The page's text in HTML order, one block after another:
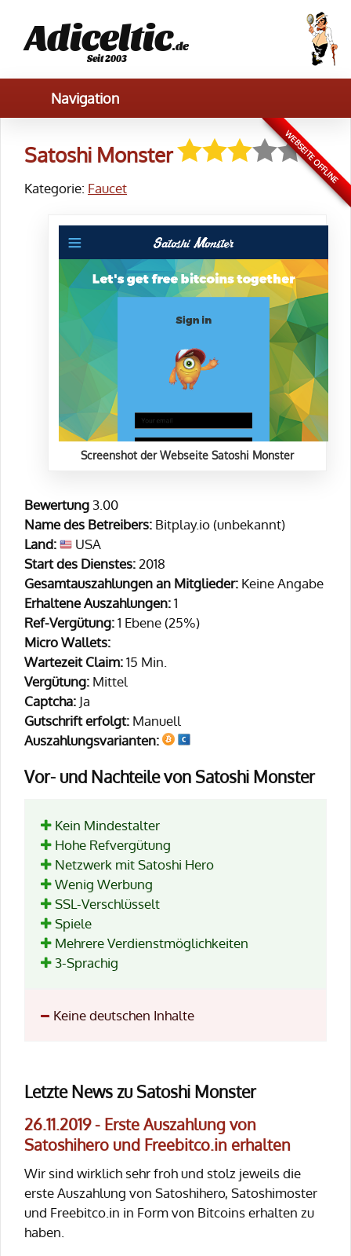
Adiceltic.de
Seit 2003
Satoshi Monster
Kategorie: Faucet
Screenshot der Webseite Satoshi Monster
Bewertung 3.00
Name des Betreibers: Bitplay.io (unbekannt)
Land:
USA
Start des Dienstes:2018
Gesamtauszahlungen an Mitglieder: Keine Angabe
Erhaltene Auszahlungen:1
Ref-Vergütung:1 Ebene (25%)
Micro Wallets:
Wartezeit Claim:15 Min.
Vergütung: Mittel
Captcha: Ja
Gutschrift erfolgt: Manuell
Auszahlungsvarianten:
Vor- und Nachteile von Satoshi Monster
Kein Mindestalter
Hohe Refvergütung
Netzwerk mit Satoshi Hero
Wenig Werbung
SSL-Verschlüsselt
Spiele
Mehrere Verdienstmöglichkeiten
3-Sprachig
Keine deutschen Inhalte
Letzte News zu Satoshi Monster
26.11.2019 - Erste Auszahlung von
Satoshihero und Freebitco.in erhalten
Wir sind wirklich sehr froh und stolz jeweils die
erste Auszahlung von Satoshihero, Satoshimoster
und Freebitco.in in Form von Bitcoins erhalten zu
haben.
WEBSEITE OFFLINE